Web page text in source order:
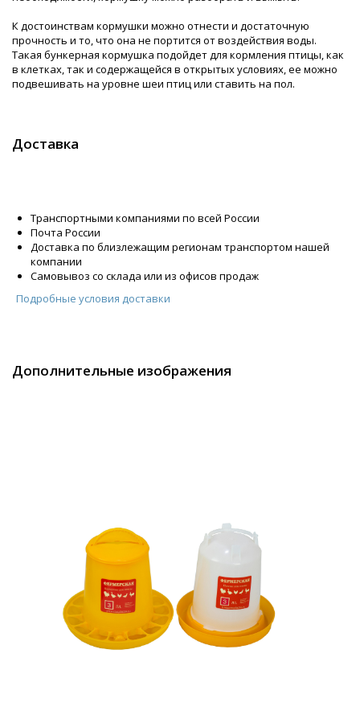
К достоинствам кормушки можно отнести и достаточную
прочность и то, что она не портится от воздействия воды.
Такая бункерная кормушка подойдет для кормления птицы, как
в клетках, так и содержащейся в открытых условиях, ее можно
подвешивать на уровне шеи птиц или ставить на пол.
Доставка
Транспортными компаниями по всей России
Почта России
Доставка по близлежащим регионам транспортом нашей
компании
Самовывоз со склада или из офисов продаж
Подробные условия доставки
Дополнительные изображения